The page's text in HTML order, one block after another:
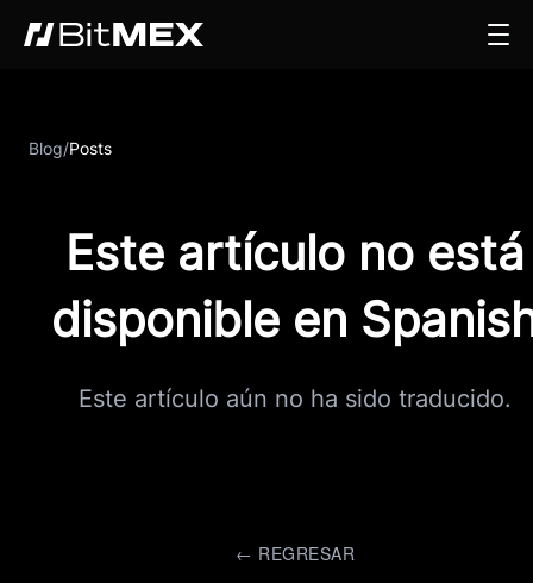
Blog/Posts
Este artículo no está
disponible en
Este artículo aún no ha sido traducido.
← REGRESAR